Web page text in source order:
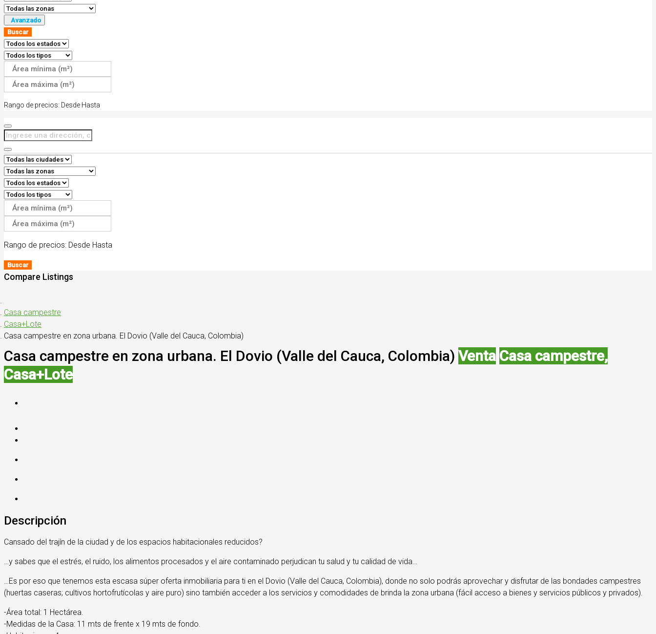
Avanzado
Buscar
Rango de precios: Desde Hasta
Rango de precios: Desde Hasta
Buscar
Compare Listings
Casa campestre
Casa+Lote
Casa campestre en zona urbana. El Dovio (Valle del Cauca, Colombia)
Casa campestre en zona urbana. El Dovio (Valle del Cauca, Colombia) Venta Casa campestre,
Casa+Lote
Descripción
Cansado del trajín de la ciudad y de los espacios habitacionales reducidos?
…y sabes que el estrés, el ruido, los alimentos procesados y el aire contaminado perjudican tu salud y tu calidad de vida…
…Es por eso que tenemos esta escasa súper oferta inmobiliaria para ti en el Dovio (Valle del Cauca, Colombia), donde no solo podrás aprovechar y disfrutar de las bondades campestres
(huertas caseras; cultivos hortofrutícolas y aire puro) sino también acceder a los servicios y comodidades de brinda la zona urbana (fácil acceso a bienes y servicios públicos y privados).
-Área total: 1 Hectárea.
-Medidas de la Casa: 11 mts de frente x 19 mts de fondo.